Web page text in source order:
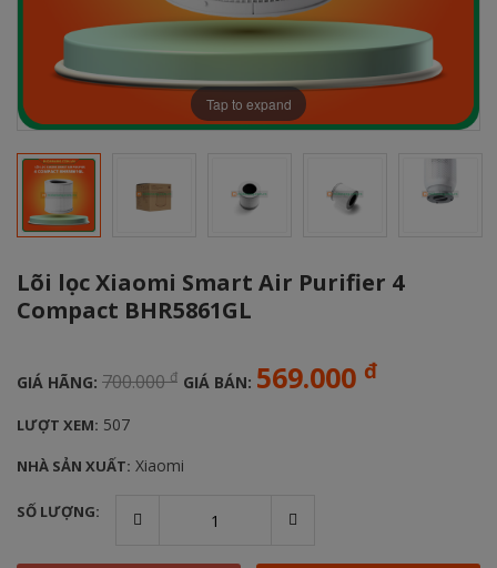
Tap to expand
Lõi lọc Xiaomi Smart Air Purifier 4
Compact BHR5861GL
GIÁ HÃNG: 700.000đ GIÁ BÁN: 569.000 đ
LƯỢT XEM: 507
NHÀ SẢN XUẤT: Xiaomi
SỐ LƯỢNG: